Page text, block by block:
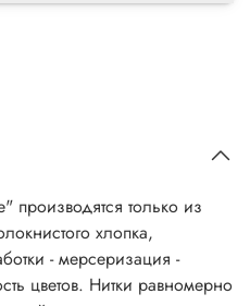
только из
хлопка,
- мерсеризация -
цветов. Нитки равномерно